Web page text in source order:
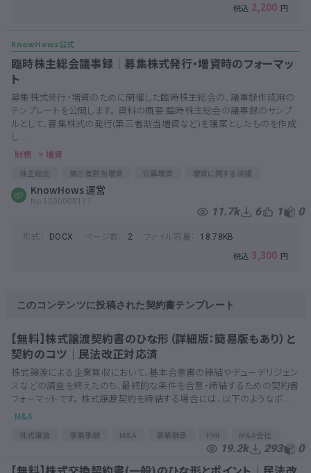
2,200
臨時株主総会議事録│募集株式発行・増資時のフォーマッ
ト
募集株式発行・増資のために開催した臨時株主総会の、議事録作成用の
テンプレートを公開します。 資料の概要 臨時株主総会の議事録のサンプ
ルとして、募集株式の発行(第三者割当増資など)を議案としたものを作成
し...
財務 > 増資
株主総会 第三者割当増資 公募増資
増資に関する決議
募集株式
第三者割当
役員会議事録
第三割
KnowHows 運営
No.1000000117
11.7k 6 1 0
形式： DOCX ページ数： 2 ファイル容量： 18.78KB
3,300
このコンテンツに投稿された契約書テンプレート
【無料】株式譲渡契約書のひな形（詳細版：簡易版もあり）と
契約のコツ│民法改正対応済
株式譲渡による企業買収において、基本合意書の締結やデューデリジェン
スなどの調査を終えたのち、最終的な条件を合意・締結するための契約書
フォーマットです。 株式譲渡契約を締結する場合には、以下のようなポ...
M&A
株式譲渡 事業承継 M&A 事業継承 PMI
M&A会社
M&A関連契約書
M&A契約書
株式譲渡契約
株式譲渡契約書 最終契約
19.2k 293 0